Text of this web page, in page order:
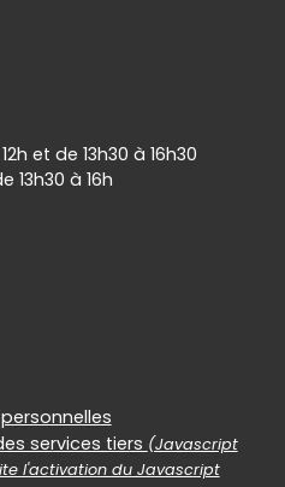
et de 13h30 à 16h30
13h30 à 16h
services tiers (Javascript
l'activation du Javascript